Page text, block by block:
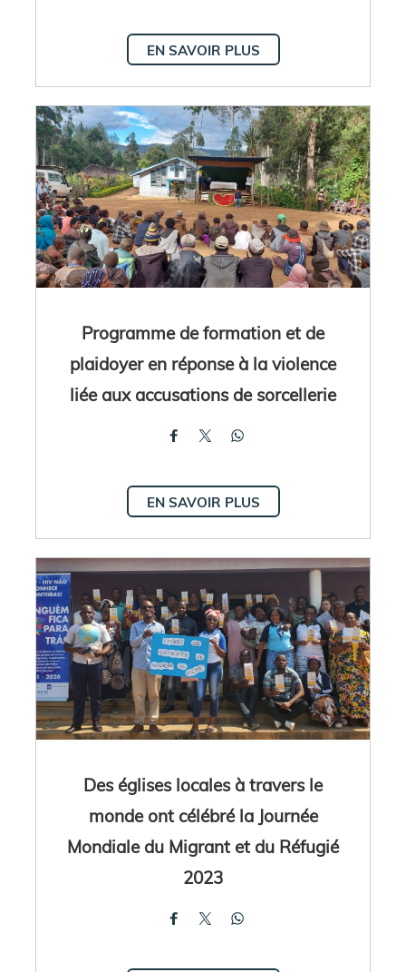
EN SAVOIR PLUS
Programme de formation et de
plaidoyer en réponse à la violence
liée aux accusations de sorcellerie
EN SAVOIR PLUS
Des églises locales à travers le
monde ont célébré la Journée
Mondiale du Migrant et du Réfugié
2023